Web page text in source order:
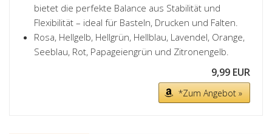
bietet die perfekte Balance aus Stabilität und
Flexibilität – ideal für Basteln, Drucken und Falten.
Rosa, Hellgelb, Hellgrün, Hellblau, Lavendel, Orange,
Seeblau, Rot, Papageiengrün und Zitronengelb.
9,99 EUR
*Zum Angebot »